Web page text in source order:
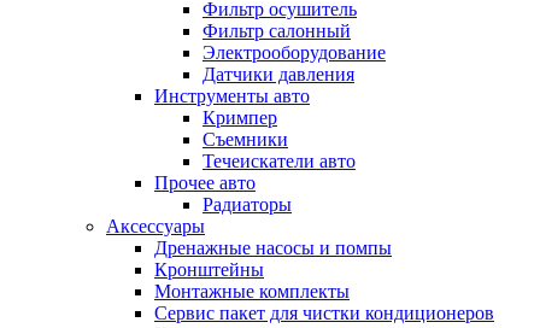
Фильтр осушитель
Фильтр салонный
Электрооборудование
Датчики давления
Инструменты авто
Кримпер
Съемники
Течеискатели авто
Прочее авто
Радиаторы
Аксессуары
Дренажные насосы и помпы
Кронштейны
Монтажные комплекты
Сервис пакет для чистки кондиционеров